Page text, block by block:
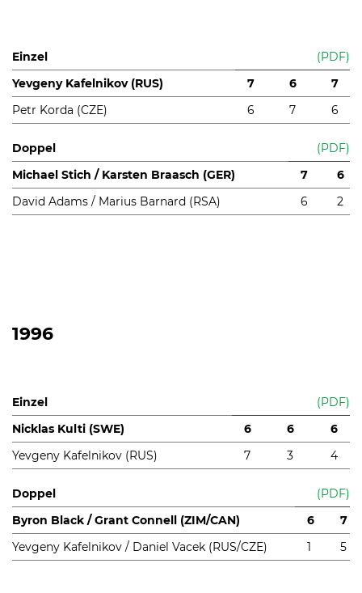
Einzel
(PDF)
Yevgeny Kafelnikov (RUS)
7 6
7
Petr Korda (CZE)
6 7 6
Doppel
(PDF)
Michael Stich / Karsten Braasch (GER)
7
6
David Adams / Marius Barnard (RSA)
6 2
1996
Einzel
(PDF)
Nicklas Kulti (SWE)
6 6
6
Yevgeny Kafelnikov (RUS)
7 3 4
Doppel
(PDF)
Byron Black / Grant Connell (ZIM/CAN)
6
7
Yevgeny Kafelnikov / Daniel Vacek (RUS/CZE)
1 5